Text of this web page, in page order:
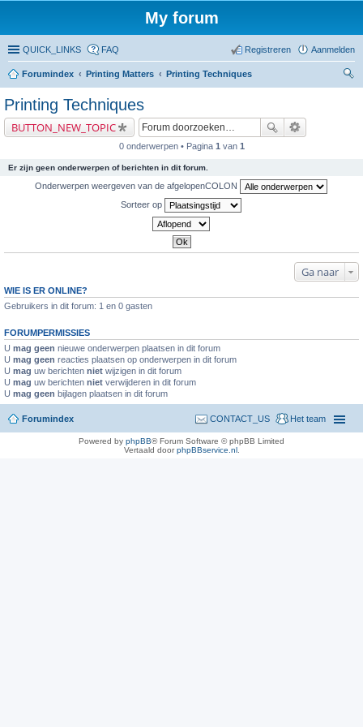
My forum
QUICK_LINKS FAQ Aanmelden
Registreren
Forumindex Printing Matters
Printing Techniques
Printing Techniques
BUTTON_NEW_TOPIC
0 onderwerpen • Pagina 1 van 1
Er zijn geen onderwerpen of berichten in dit forum.
Onderwerpen weergeven van de afgelopenCOLON
Sorteer op
Ga naar
WIE IS ER ONLINE?
Gebruikers in dit forum: 1 en 0 gasten
FORUMPERMISSIES
U mag geen nieuwe onderwerpen plaatsen in dit forum
U mag geen reacties plaatsen op onderwerpen in dit forum
U mag uw berichten niet wijzigen in dit forum
U mag uw berichten niet verwijderen in dit forum
U mag geen bijlagen plaatsen in dit forum
Forumindex Het team
CONTACT_US
Powered by phpBB® Forum Software © phpBB Limited
Vertaald doorphpBBservice.nl.